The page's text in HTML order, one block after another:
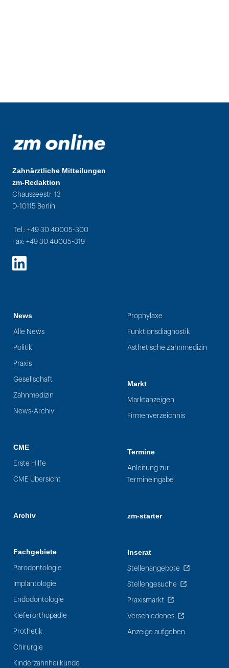
Zahnärztliche Mitteilungen
zm-Redaktion
Chausseestr. 13
D-10115 Berlin
Tel.: +49 30 40005-300
Fax: +49 30 40005-319
LinkedIn
News
Alle News
Politik
Praxis
Gesellschaft
Zahnmedizin
News-Archiv
CME
Erste Hilfe
CME Übersicht
Archiv
Fachgebiete
Parodontologie
Implantologie
Endodontologie
Kieferorthopädie
Prothetik
Chirurgie
Kinderzahnheilkunde
Prophylaxe
Funktionsdiagnostik
Ästhetische Zahnmedizin
Markt
Marktanzeigen
Firmenverzeichnis
Termine
Anleitung zur
Termineingabe
zm-starter
Inserat
Stellenangebote
Stellengesuche
Praxismarkt
Verschiedenes
Anzeige aufgeben